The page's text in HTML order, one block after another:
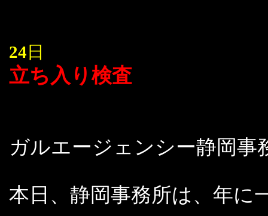
24 日
立ち入り検査
ガルエージェンシー静岡事
本日、静岡事務所は、年に